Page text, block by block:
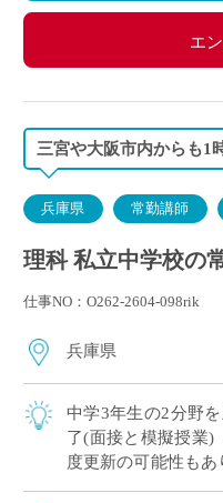
エ
三宮や大阪市内からも1
兵庫県 常勤講師
理科 私立中学校の
仕事NO：O262-2604-098rik
兵庫県
中学3年生の2分野
了(面接と模擬授業)
度更新の可能性も